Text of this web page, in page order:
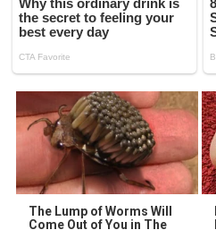
The Lump of Worms Will
Come Out of You in The